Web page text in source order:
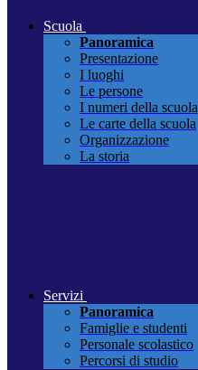
Scuola
Panoramica
Presentazione
I luoghi
Le persone
I numeri della scuola
Le carte della scuola
Organizzazione
La storia
Servizi
Panoramica
Famiglie e studenti
Personale scolastico
Percorsi di studio